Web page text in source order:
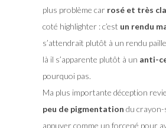
plus problème carrosé et très
coté highlighter : c’est un rendu
s’attendrait plutôt à un rendu
là il s’apparente plutôt à un anti-
pourquoi pas.
Ma plus importante déception
peu de pigmentation du
appuyer comme un forcené pour